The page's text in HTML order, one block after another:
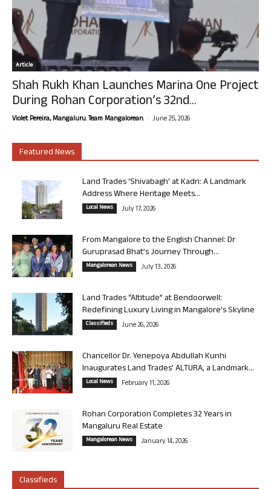
Article
Shah Rukh Khan Launches Marina One Project
During Rohan Corporation’s 32nd...
Violet Pereira, Mangaluru. Team Mangalorean. - June 25, 2026
Featured News
Land Trades ‘Shivabagh’ at Kadri: A Landmark
Address Where Heritage Meets...
Local News July 17, 2026
From Mangalore to the English Channel: Dr
Guruprasad Bhat’s Journey Through...
Mangalorean News July 13, 2026
Land Trades “Altitude” at Bendoorwell:
Redefining Luxury Living in Mangalore’s Skyline
Classifieds June 26, 2026
Chancellor Dr. Yenepoya Abdullah Kunhi
Inaugurates Land Trades’ ALTURA, a Landmark...
Local News February 11, 2026
Rohan Corporation Completes 32 Years in
Mangaluru Real Estate
Mangalorean News January 14, 2026
Classifieds